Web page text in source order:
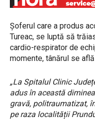
Șoferul care a produs
Tureac, se luptă să
cardio-respirator de
momente, tânărul se
„La Spitalul Clinic
adus în această
gravă, politraumatizat,
pe raza localității